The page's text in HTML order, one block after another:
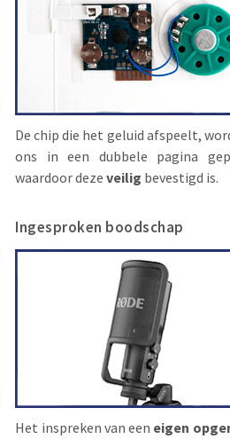
De chip die het geluid afspeelt,
ons in een dubbele pagina
waardoor dezeveilig bevestigd is.
Ingesproken boodschap
Het inspreken van een eigen